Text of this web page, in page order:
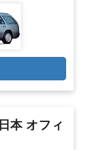
本 オフィ